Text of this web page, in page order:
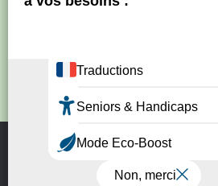
Site créé par
Politique de confidentialité
touristique de
Bureau
Nous utilisons des cookies pour
expérience sur notre site web. Si
site, nous supposerons que